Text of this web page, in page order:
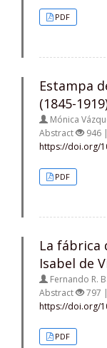
PDF
Estampa
(1845-
Mónica
Abstract
946 |
https://doi.org/
PDF
La fábrica
Isabel de
Fernando R.
Abstract
797 |
https://doi.org/
PDF